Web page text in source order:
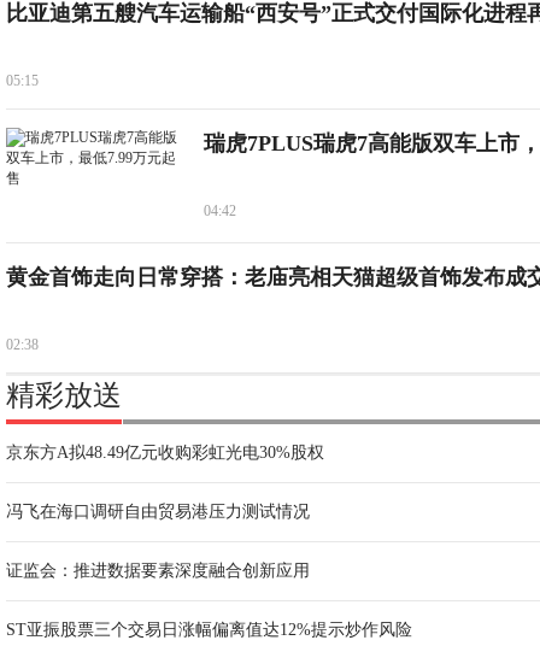
比亚迪第五艘汽车运输船“西安号”正式交付国际化进程
05:15
瑞虎7PLUS瑞虎7高能版双车上市
04:42
黄金首饰走向日常穿搭：老庙亮相天猫超级首饰发布成
02:38
精彩放送
京东方A拟48.49亿元收购彩虹光电30%股权
冯飞在海口调研自由贸易港压力测试情况
证监会：推进数据要素深度融合创新应用
ST亚振股票三个交易日涨幅偏离值达12%提示炒作风险